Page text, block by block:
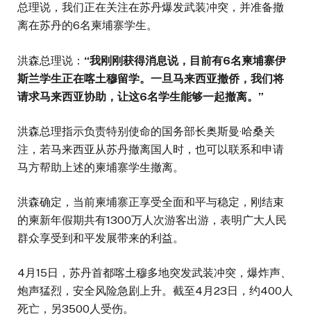
总理说，我们正在关注在苏丹爆发武装冲突，并准备撤
离在苏丹的6名柬埔寨学生。
洪森总理说： “我刚刚获得消息说，目前有6名柬埔寨伊
斯兰学生正在喀土穆留学。一旦马来西亚撤侨，我们将
请求马来西亚协助，让这6名学生能够一起撤离。 ”
洪森总理指示负责特别使命的国务部长奥斯曼·哈桑关
注，若马来西亚从苏丹撤离国人时，也可以联系和申请
马方帮助上述的柬埔寨学生撤离。
洪森确定，当前柬埔寨正享受全面和平与稳定，刚结束
的柬新年假期共有1300万人次游客出游，表明广大人民
群众享受到和平发展带来的利益。
4月15日，苏丹首都喀土穆多地突发武装冲突，爆炸声、
炮声猛烈，安全风险急剧上升。截至4月23日，约400人
死亡，另3500人受伤。